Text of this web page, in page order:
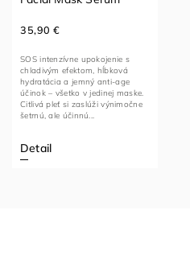
35,90 €
Detail
SOS intenzívne upokojenie s
chladivým efektom, hĺbková
hydratácia a jemný anti-age
účinok – všetko v jedinej maske.
Citlivá pleť si zaslúži výnimočne
šetrnú, ale účinnú...